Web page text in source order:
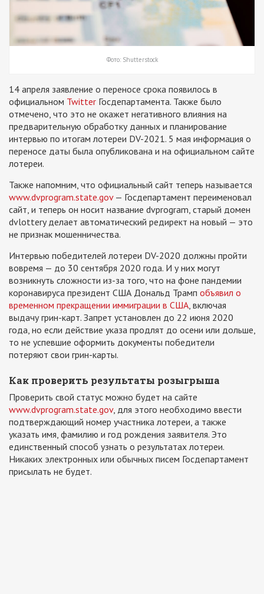
Фото: Shutterstock
14 апреля заявление о переносе срока появилось в
официальном Twitter Госдепартамента. Также было
отмечено, что это не окажет негативного влияния на
предварительную обработку данных и планирование
интервью по итогам лотереи DV-2021. 5 мая информация о
переносе даты была опубликована и на официальном сайте
лотереи.
Также напомним, что официальный сайт теперь называется
www.dvprogram.state.gov— Госдепартамент переименовал
сайт, и теперь он носит название dvprogram, старый домен
dvlottery делает автоматический редирект на новый — это
не признак мошенничества.
Интервью победителей лотереи DV-2020 должны пройти
вовремя — до 30 сентября 2020 года. И у них могут
возникнуть сложности из-за того, что на фоне пандемии
коронавируса президент США Дональд Трамп объявил о
временном прекращении иммиграции в США, включая
выдачу грин-карт. Запрет установлен до 22 июня 2020
года, но если действие указа продлят до осени или дольше,
то не успевшие оформить документы победители
потеряют свои грин-карты.
Как проверить результаты розыгрыша
Проверить свой статус можно будет на сайте
www.dvprogram.state.gov, для этого необходимо ввести
подтверждающий номер участника лотереи, а также
указать имя, фамилию и год рождения заявителя. Это
единственный способ узнать о результатах лотереи.
Никаких электронных или обычных писем Госдепартамент
присылать не будет.